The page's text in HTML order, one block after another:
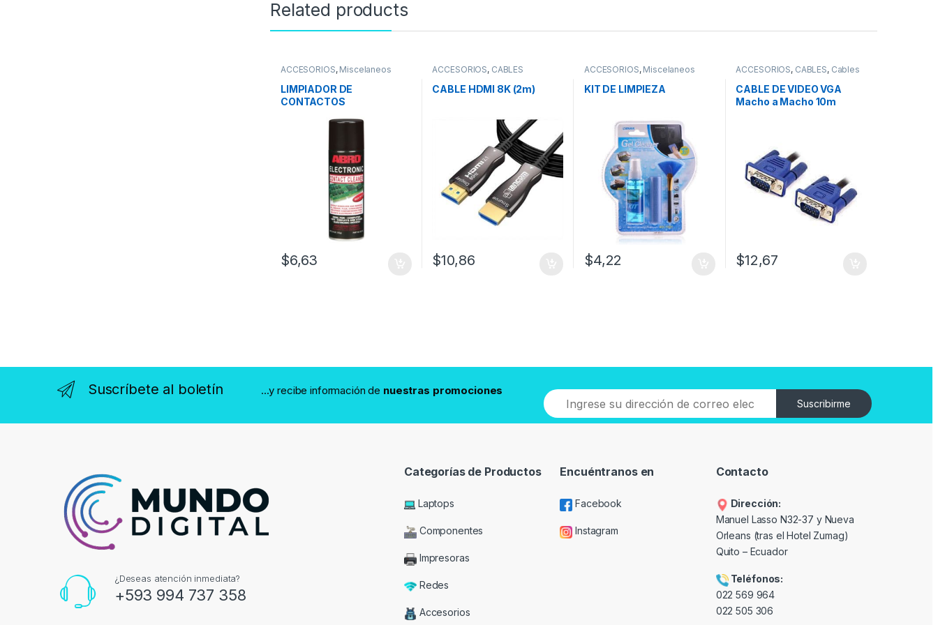
Related products
ACCESORIOS, Miscelaneos
LIMPIADOR DE
CONTACTOS
Net. 5.75 OZ
$6,63
ACCESORIOS, CABLES
CABLE HDMI 8K (2m)
$10,86
ACCESORIOS, Miscelaneos
KIT DE LIMPIEZA
$4,22
ACCESORIOS, CABLES, Cables
CABLE DE VIDEO VGA
Macho a Macho 10m
$12,67
Suscríbete al boletín ...y recibe información de nuestras promociones
Suscribirme
¿Deseas atención inmediata?
+593 994 737 358
Categorías de Productos
Laptops
Componentes
Impresoras
Redes
Accesorios
Encuéntranos en
Facebook
Instagram
Contacto
Dirección:
Manuel Lasso N32-37 y Nueva
Orleans (tras el Hotel Zumag)
Quito – Ecuador
Teléfonos:
022 569 964
022 505 306